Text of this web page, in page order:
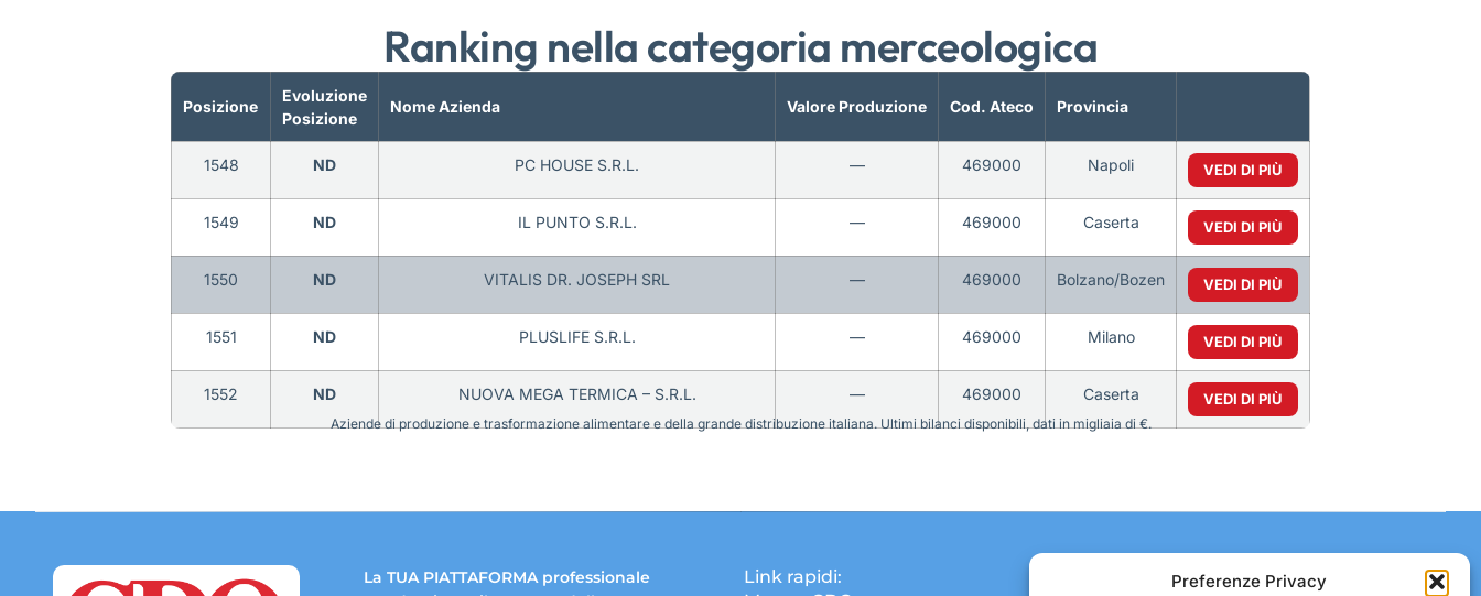
Preferenze Privacy
Ranking nella categoria merceologica
Posizione
Evoluzione
Posizione
Nome Azienda Valore Produzione Cod. Ateco Provincia
1548 ND PC HOUSE S.R.L. — 469000 Napoli VEDI DI PIÙ
1549 ND IL PUNTO S.R.L. — 469000 Caserta VEDI DI PIÙ
1550 ND VITALIS DR. JOSEPH SRL — 469000 Bolzano/Bozen VEDI DI PIÙ
1551 ND PLUSLIFE S.R.L. — 469000 Milano VEDI DI PIÙ
1552 ND NUOVA MEGA TERMICA – S.R.L. — 469000 Caserta VEDI DI PIÙ
Aziende di produzione e trasformazione alimentare e della grande distribuzione italiana. Ultimi bilanci disponibili, dati in migliaia di €.
La TUA PIATTAFORMA professionale
Link rapidi: